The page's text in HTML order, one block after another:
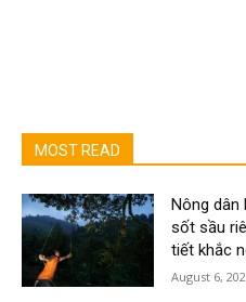
MOST READ
Nông dân
sốt sầu
tiết khắc
August 6,